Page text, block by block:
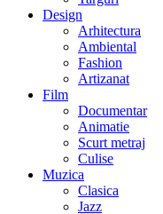
Design
Arhitectura
Ambiental
Fashion
Artizanat
Film
Documentar
Animatie
Scurt metraj
Culise
Muzica
Clasica
Jazz